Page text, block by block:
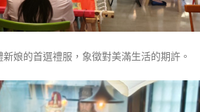
娘的首選禮服，象徵對美滿生活的期許。